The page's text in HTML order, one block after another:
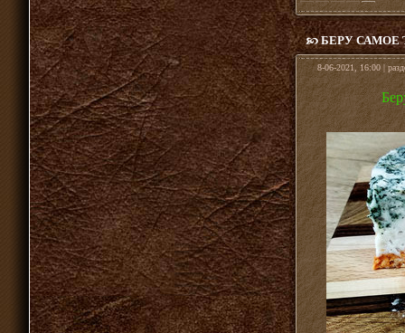
БЕРУ САМОЕ
8-06-2021, 16:00 |